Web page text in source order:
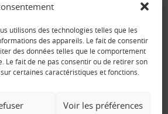
utilisons des technologies telles que les
des appareils. Le fait de consentir
des données telles que le comportement
Le fait de ne pas consentir ou de retirer son
certaines caractéristiques et fonctions.
Voir les préférences